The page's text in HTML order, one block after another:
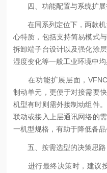
四、功能配置与系统扩展
在同系列定位下，两款机
心特质，包括支持简易模式
拆卸端子台设计以及强化涂
湿度变化等一般工业环境中均
在功能扩展层面，
制动单元，更便于对接需要
机型有时则需外接制动组件
联动或接入上层通讯网络的
一机型规格，有助于降低备品
五、按需选型的决策思路
进行最终决策时，建议